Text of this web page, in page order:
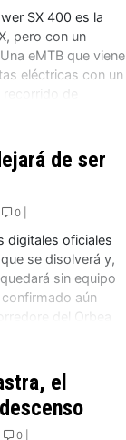
SX 400 es la
pero con un
eMTB que viene
eléctricas con un
de
de ser
0 |
digitales oficiales
se disolverá y,
sin equipo
aún
del Orbea
el
0 |